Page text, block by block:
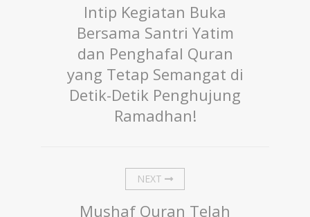
Intip Kegiatan Buka
Bersama Santri Yatim
dan Penghafal Quran
yang Tetap Semangat di
Detik-Detik Penghujung
Ramadhan!
NEXT
Mushaf Quran Telah